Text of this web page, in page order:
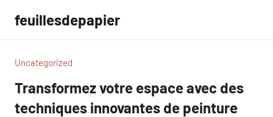
contenu
feuillesdepapier
Uncategorized
Transformez votre espace avec des
techniques innovantes de peinture